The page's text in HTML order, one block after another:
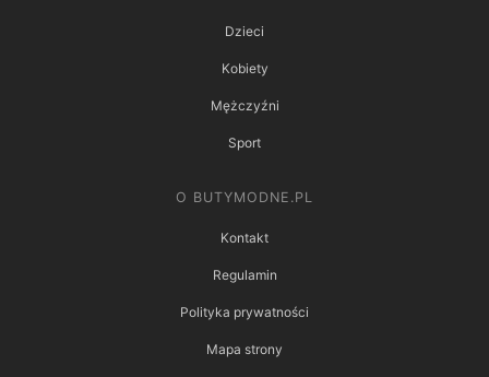
Dzieci
Kobiety
Mężczyźni
Sport
O BUTYMODNE.PL
Kontakt
Regulamin
Polityka prywatności
Mapa strony